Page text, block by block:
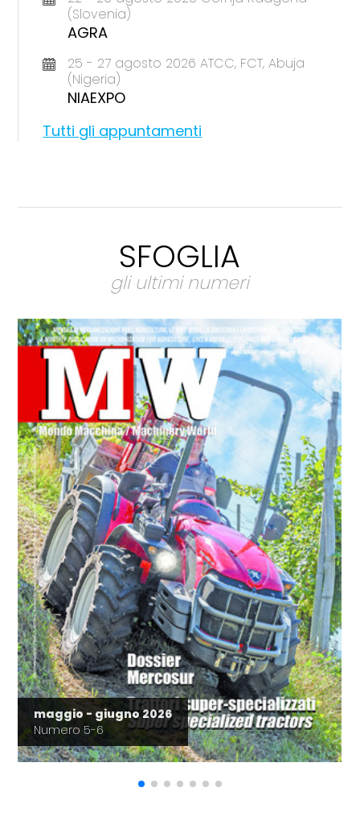
(Slovenia)
AGRA
25 - 27 agosto 2026 ATCC, FCT, Abuja
(Nigeria)
NIAEXPO
Tutti gli appuntamenti
SFOGLIA
gli ultimi numeri
maggio - giugno 2026
Numero 5-6